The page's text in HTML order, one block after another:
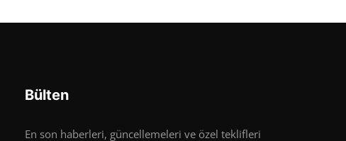
Bülten
En son haberleri, güncellemeleri ve özel teklifleri